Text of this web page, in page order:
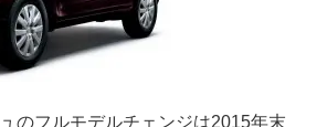
のフルモデルチェンジは2015年末